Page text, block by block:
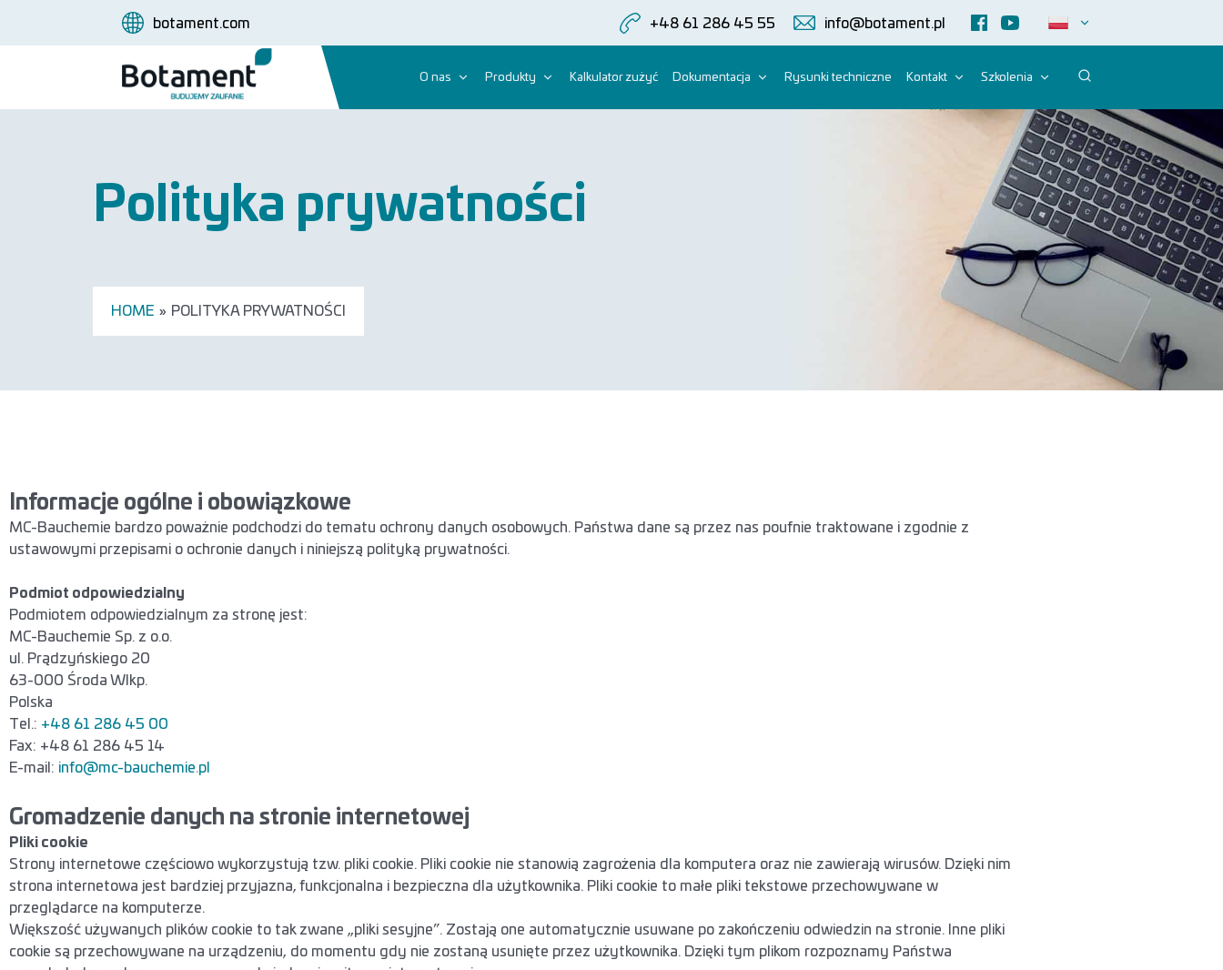
botament.com +48 61 286 45 55 info@botament.pl
O nas Produkty Kalkulator zużyć Dokumentacja Rysunki techniczne Kontakt Szkolenia
Polityka prywatności
HOME » POLITYKA PRYWATNOŚCI
Informacje ogólne i obowiązkowe
MC-Bauchemie bardzo poważnie podchodzi do tematu ochrony danych osobowych. Państwa dane są przez nas poufnie traktowane i zgodnie z
ustawowymi przepisami o ochronie danych i niniejszą polityką prywatności.
Podmiot odpowiedzialny
Podmiotem odpowiedzialnym za stronę jest:
MC-Bauchemie Sp. z o.o.
ul. Prądzyńskiego 20
63-000 Środa Wlkp.
Polska
Tel.: +48 61 286 45 00
Fax: +48 61 286 45 14
E-mail: info@mc-bauchemie.pl
Gromadzenie danych na stronie internetowej
Pliki cookie
Strony internetowe częściowo wykorzystują tzw. pliki cookie. Pliki cookie nie stanowią zagrożenia dla komputera oraz nie zawierają wirusów. Dzięki nim
strona internetowa jest bardziej przyjazna, funkcjonalna i bezpieczna dla użytkownika. Pliki cookie to małe pliki tekstowe przechowywane w
przeglądarce na komputerze.
Większość używanych plików cookie to tak zwane „pliki sesyjne”. Zostają one automatycznie usuwane po zakończeniu odwiedzin na stronie. Inne pliki
cookie są przechowywane na urządzeniu, do momentu gdy nie zostaną usunięte przez użytkownika. Dzięki tym plikom rozpoznamy Państwa